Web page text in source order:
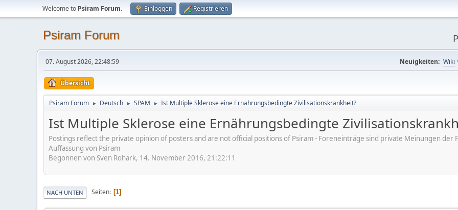
Welcome to Psiram Forum. Einloggen Registrieren
Psiram Forum
07. August 2026, 22:48:59 Neuigkeiten: Wiki
Übersicht
Psiram Forum ► Deutsch ► SPAM ► Ist Multiple Sklerose eine Ernährungsbedingte Zivilisationskrankheit?
Ist Multiple Sklerose eine Ernährungsbedingte
Postings reflect the private opinion of posters and are not official positions of Psiram - Foreneinträge sind private Meinungen
Auffassung von Psiram
Begonnen von Sven Rohark, 14. November 2016, 21:22:11
NACH UNTEN Seiten 1